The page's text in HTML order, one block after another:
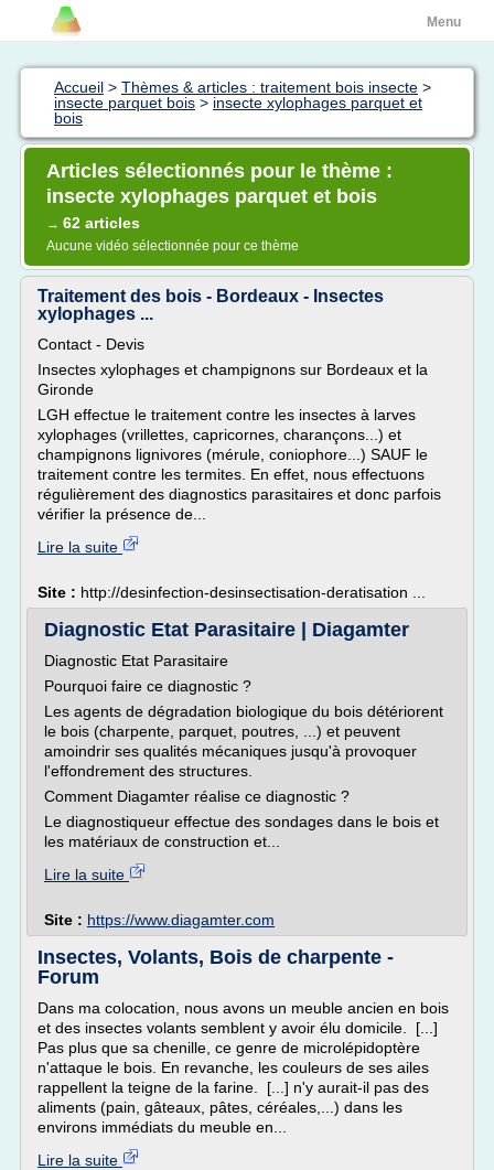
Menu
Accueil > Thèmes & articles : traitement bois insecte >
insecte parquet bois > insecte xylophages parquet et
bois
Articles sélectionnés pour le thème :
insecte xylophages parquet et bois
→ 62 articles
Aucune vidéo sélectionnée pour ce thème
Traitement des bois - Bordeaux - Insectes
xylophages ...
Contact - Devis
Insectes xylophages et champignons sur Bordeaux et la
Gironde
LGH effectue le traitement contre les insectes à larves
xylophages (vrillettes, capricornes, charançons...) et
champignons lignivores (mérule, coniophore...) SAUF le
traitement contre les termites. En effet, nous effectuons
régulièrement des diagnostics parasitaires et donc parfois
vérifier la présence de...
Lire la suite
Site : http://desinfection-desinsectisation-deratisation ...
Diagnostic Etat Parasitaire | Diagamter
Diagnostic Etat Parasitaire
Pourquoi faire ce diagnostic ?
Les agents de dégradation biologique du bois détériorent
le bois (charpente, parquet, poutres, ...) et peuvent
amoindrir ses qualités mécaniques jusqu'à provoquer
l'effondrement des structures.
Comment Diagamter réalise ce diagnostic ?
Le diagnostiqueur effectue des sondages dans le bois et
les matériaux de construction et...
Lire la suite
Site : https://www.diagamter.com
Insectes, Volants, Bois de charpente -
Forum
Dans ma colocation, nous avons un meuble ancien en bois
et des insectes volants semblent y avoir élu domicile. [...]
Pas plus que sa chenille, ce genre de microlépidoptère
n'attaque le bois. En revanche, les couleurs de ses ailes
rappellent la teigne de la farine. [...] n'y aurait-il pas des
aliments (pain, gâteaux, pâtes, céréales,...) dans les
environs immédiats du meuble en...
Lire la suite